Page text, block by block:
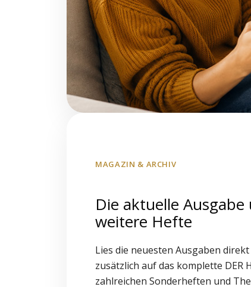
MAGAZIN & ARCHIV
Die aktuelle
weitere Hefte
Lies die neuesten Ausgaben
zusätzlich auf das komplette DER
zahlreichen Sonderheften und